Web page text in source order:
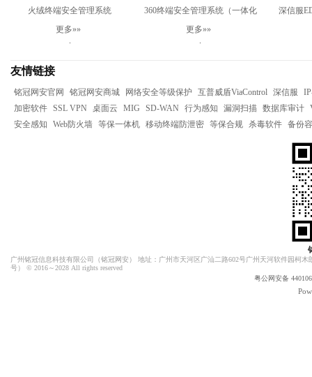
火绒终端安全管理系统
V2.0Windows专业版
更多»»
.
360终端安全管理系统（一体化
版）
更多»»
.
深信服
友情链接
铭冠网安官网 铭冠网安商城 网络安全等级保护 互普威盾ViaControl 深信服
加密软件 SSL VPN 桌面云 MIG SD-WAN 行为感知 漏洞扫描 数据库审计
安全感知
Web防火墙 等保一体机 移动终端防泄密 等保合规 杀毒软件 备份
广州铭冠信息科技有限公司（铭冠网安 ） 地址：广州市天河区广汕二路602号广州天河软件园柯
号） © 2016～2028 All rights reserved
粤公网安备